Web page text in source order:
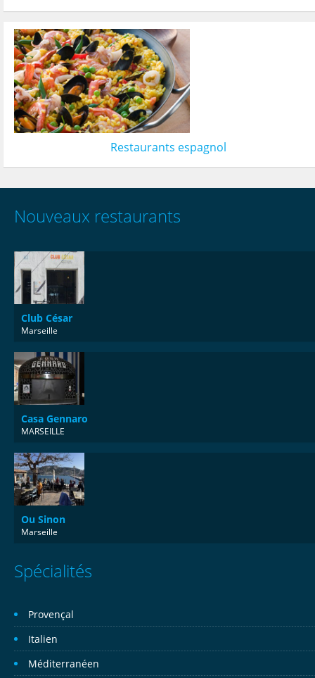
Restaurants espagnol
Nouveaux restaurants
Club César
Marseille
Casa Gennaro
MARSEILLE
Ou Sinon
Marseille
Spécialités
Provençal
Italien
Méditerranéen